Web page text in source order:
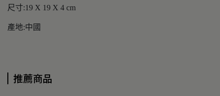
尺寸:19 X 19 X 4 cm
產地:中國
推薦商品